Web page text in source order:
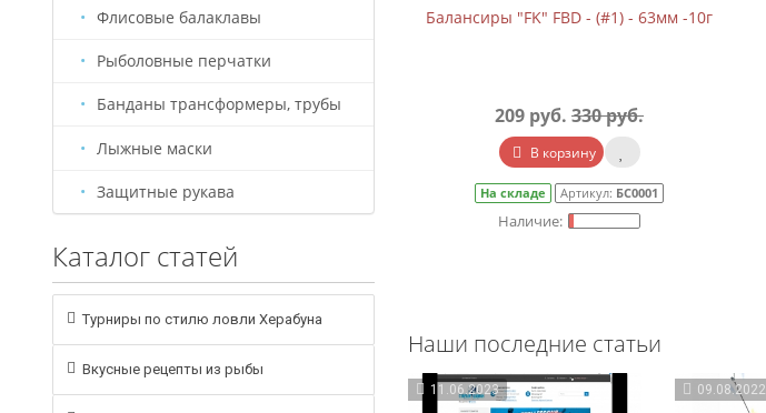
Флисовые балаклавы
Рыболовные перчатки
Банданы трансформеры, трубы
Лыжные маски
Защитные рукава
Каталог статей
Турниры по стилю ловли Херабуна
Вкусные рецепты из рыбы
Балансир B-2 (5см, 7,5г)
209 руб.310 руб.
В корзину
На складе Артикул:
Балансиры "FK" FBD - (#1) - 63мм -10г
209 руб. 330 руб.
В корзину
На складе Артикул: БС0001
Наши последние статьи
11.06.2023 09.08.2022